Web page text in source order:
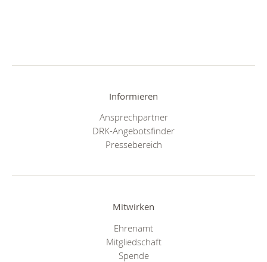
Informieren
Ansprechpartner
DRK-Angebotsfinder
Pressebereich
Mitwirken
Ehrenamt
Mitgliedschaft
Spende